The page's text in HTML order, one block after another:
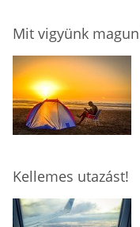
Mit vigyünk
Kellemes utazást!